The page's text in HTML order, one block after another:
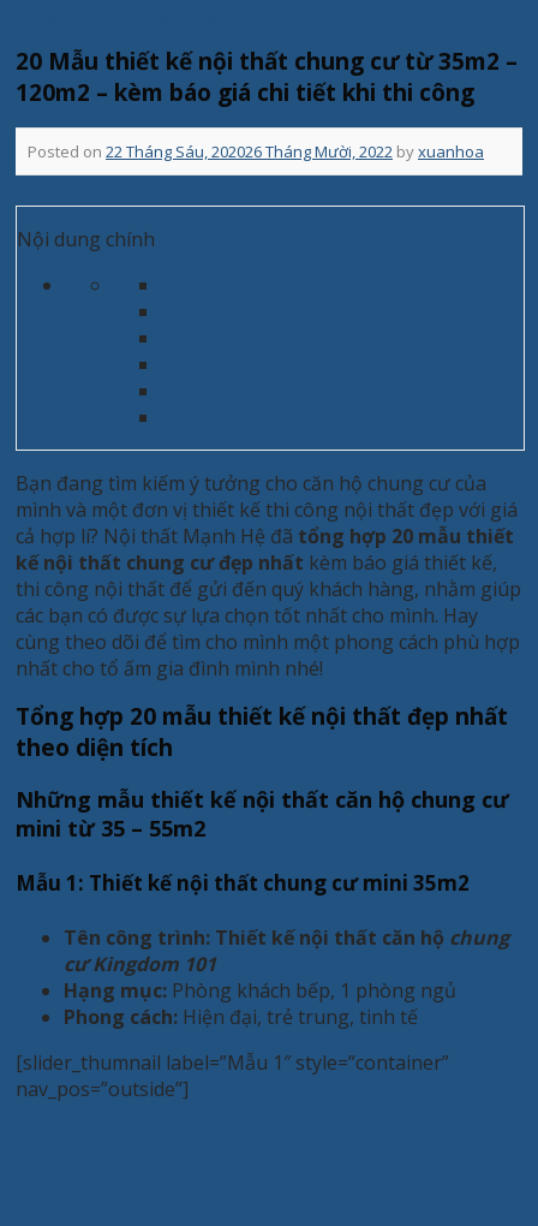
20 Mẫu thiết kế nội thất chung cư từ 35m2 –
120m2 – kèm báo giá chi tiết khi thi công
Posted on 22 Tháng Sáu, 202026 Tháng Mười, 2022 byxuanhoa
Nội dung chính
Bạn đang tìm kiếm ý tưởng cho căn hộ chung cư của
mình và một đơn vị thiết kế thi công nội thất đẹp với giá
cả hợp lí? Nội thất Mạnh Hệ đã tổng hợp 20 mẫu thiết
kế nội thất chung cư đẹp nhất kèm báo giá thiết kế,
thi công nội thất để gửi đến quý khách hàng, nhằm giúp
các bạn có được sự lựa chọn tốt nhất cho mình. Hay
cùng theo dõi để tìm cho mình một phong cách phù hợp
nhất cho tổ ấm gia đình mình nhé!
Tổng hợp 20 mẫu thiết kế nội thất đẹp nhất
theo diện tích
Những mẫu thiết kế nội thất căn hộ chung cư
mini từ 35 – 55m2
Mẫu 1: Thiết kế nội thất chung cư mini 35m2
Tên công trình: Thiết kế nội thất căn hộ chung
cư Kingdom 101
Hạng mục: Phòng khách bếp, 1 phòng ngủ
Phong cách: Hiện đại, trẻ trung, tinh tế
[slider_thumnail label=”Mẫu 1″ style=”container”
nav_pos=”outside”]